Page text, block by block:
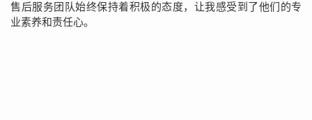
售后服务团队始终保持着积极的态度，让我感受到了他们的专
业素养和责任心。